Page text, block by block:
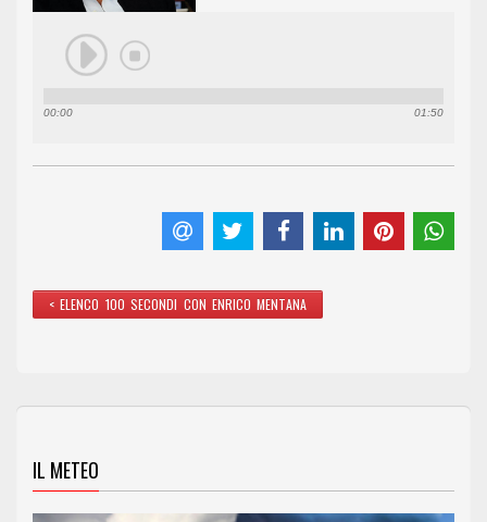
00:00 01:50
< ELENCO 100 SECONDI CON ENRICO MENTANA
IL METEO